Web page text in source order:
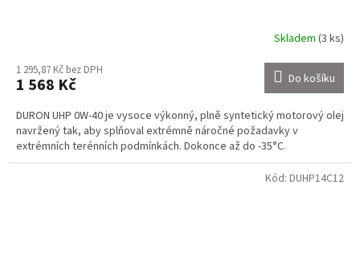
Skladem (3 ks)
1 295,87 Kč bez DPH
1 568 Kč Do košíku
DURON UHP 0W-40 je vysoce výkonný, plně syntetický motorový olej
navržený tak, aby splňoval extrémně náročné požadavky v
extrémních terénních podmínkách. Dokonce až do -35°C.
Kód: DUHP14C12